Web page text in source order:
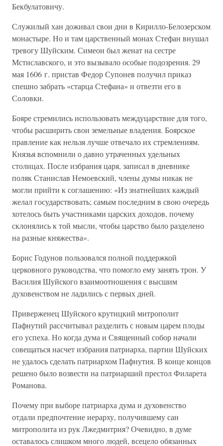
Бекбулатовичу.
Служилый хан доживал свои дни в Кирилло-Белозерском
монастыре. Но и там царственный монах Стефан внушал
тревогу Шуйским. Симеон был женат на сестре
Мстиславского, и это вызывало особые подозрения. 29
мая 1606 г. пристав Федор Супонев получил приказ
спешно забрать «старца Стефана» и отвезти его в
Соловки.
Бояре стремились использовать междуцарствие для того,
чтобы расширить свои земельные владения. Боярское
правление как нельзя лучше отвечало их стремлениям.
Князья вспомнили о давно утраченных удельных
столицах. После избрания царя, записал в дневнике
поляк Станислав Немоевский, члены думы никак не
могли прийти к соглашению: «Из знатнейших каждый
желал государствовать; самым последним в свою очередь
хотелось быть участниками царских доходов, почему
склонялись к той мысли, чтобы царство было разделено
на разные княжества».
Борис Годунов пользовался полной поддержкой
церковного руководства, что помогло ему занять трон. У
Василия Шуйского взаимоотношения с высшим
духовенством не ладились с первых дней.
Приверженец Шуйского крутицкий митрополит
Пафнутий рассчитывал разделить с новым царем плоды
его успеха. Но когда дума и Священный собор начали
совещаться насчет избрания патриарха, партии Шуйских
не удалось сделать патриархом Пафнутия. В конце концов
решено было возвести на патриарший престол Филарета
Романова.
Почему при выборе патриарха дума и духовенство
отдали предпочтение иерарху, получившему сан
митрополита из рук Лжедмитрия? Очевидно, в думе
оставалось слишком много людей, всецело обязанных